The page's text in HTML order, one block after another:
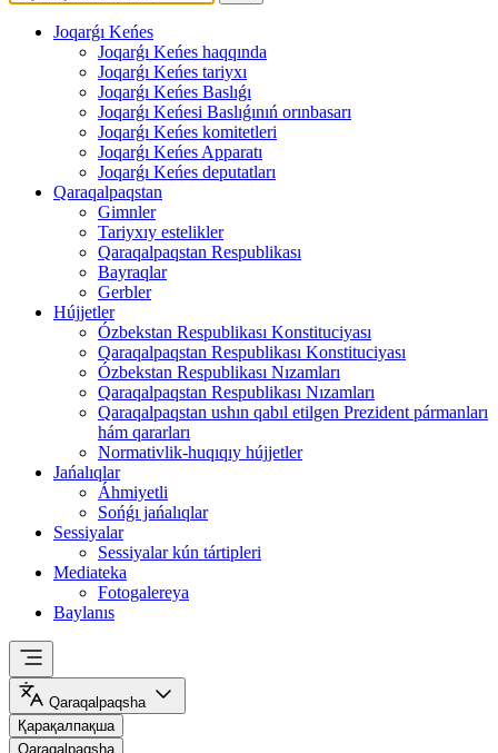
Joqarǵı Keńes
Joqarǵı Keńes haqqında
Joqarǵı Keńes tariyxı
Joqarǵı Keńes Baslıǵı
Joqarǵı Keńesi Baslıǵınıń orınbasarı
Joqarǵı Keńes komitetleri
Joqarǵı Keńes Apparatı
Joqarǵı Keńes deputatları
Qaraqalpaqstan
Gimnler
Tariyxıy estelikler
Qaraqalpaqstan Respublikası
Bayraqlar
Gerbler
Hújjetler
Ózbekstan Respublikası Konstituciyası
Qaraqalpaqstan Respublikası Konstituciyası
Ózbekstan Respublikası Nızamları
Qaraqalpaqstan Respublikası Nızamları
Qaraqalpaqstan ushın qabıl etilgen Prezident pármanları
hám qararları
Normativlik-huqıqıy hújjetler
Jańalıqlar
Áhmiyetli
Sońǵı jańalıqlar
Sessiyalar
Sessiyalar kún tártipleri
Mediateka
Fotogalereya
Baylanıs
Qaraqalpaqsha
Қарақалпақша
Qaraqalpaqsha